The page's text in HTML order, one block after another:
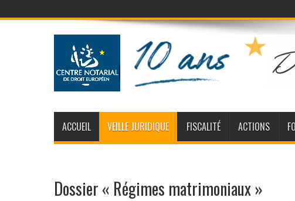
ACCUEIL VEILLE JURIDIQUE FISCALITÉ ACTIONS
Dossier « Régimes matrimoniaux »